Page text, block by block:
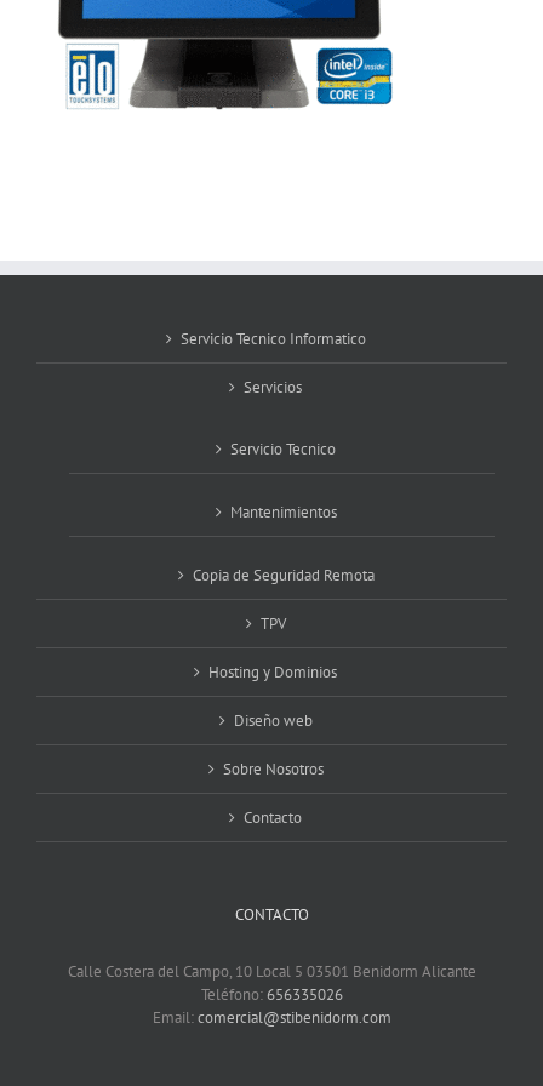
Servicio Tecnico Informatico
Servicios
Servicio Tecnico
Mantenimientos
Copia de Seguridad Remota
TPV
Hosting y Dominios
Diseño web
Sobre Nosotros
Contacto
CONTACTO
Calle Costera del Campo, 10 Local 5 03501 Benidorm Alicante
Teléfono:656335026
Email:comercial@stibenidorm.com